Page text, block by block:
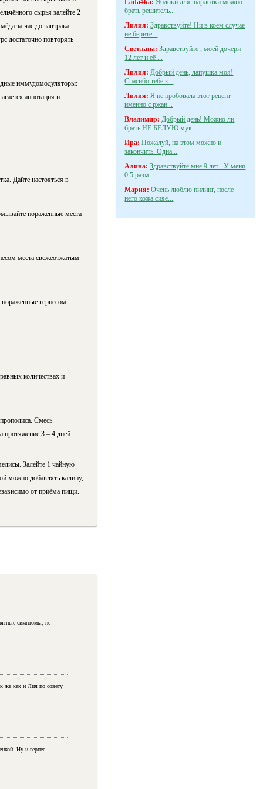
сырья залейте 2
за час до завтрака.
достаточно повторять
иммудомодуляторы:
аннотация и
Дайте настояться в
пораженные места
места свежеотжатым
пораженные герпесом
количествах и
Смесь
протяжение 3 – 4 дней.
Залейте 1 чайную
можно добавлять калину,
от приёма пищи.
симптомы, не
же как и Лия по совету
Ну и герпес
Lada4ka: Яблоки для шарлотки можно
брать решитель...
Лилия: Здравствуйте! Ни в коем случае
не берите...
Светлана: Здравствуйте , моей дочери
12 лет и её ...
Лилия: Добрый день, лапушка моя!
Спасибо тебе з...
Лилия: Я не пробовала этот рецепт
именно с ржан...
Владимир: Добрый день! Можно ли
брать НЕ БЕЛУЮ мук...
Ира: Пожалуй, на этом можно и
закончить. Одна...
Алина: Здравствуйте мне 9 лет ..У меня
0.5 разм...
Мария: Очень люблю пилинг, после
него кожа сияе...